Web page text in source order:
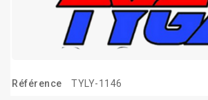
Référence TYLY-1146